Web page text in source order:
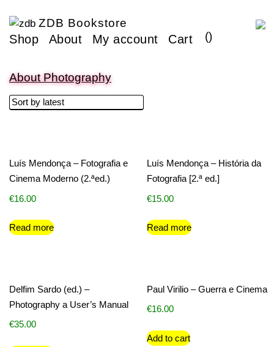
ZDB Bookstore
Shop About My account Cart ()
About Photography
Luís Mendonça – Fotografia e
Cinema Moderno (2.ªed.)
€16.00
Read more
Luís Mendonça – História da
Fotografia [2.ª ed.]
€15.00
Read more
Delfim Sardo (ed.) –
Photography a User’s Manual
€35.00
Paul Virilio – Guerra e Cinema
€16.00
Add to cart